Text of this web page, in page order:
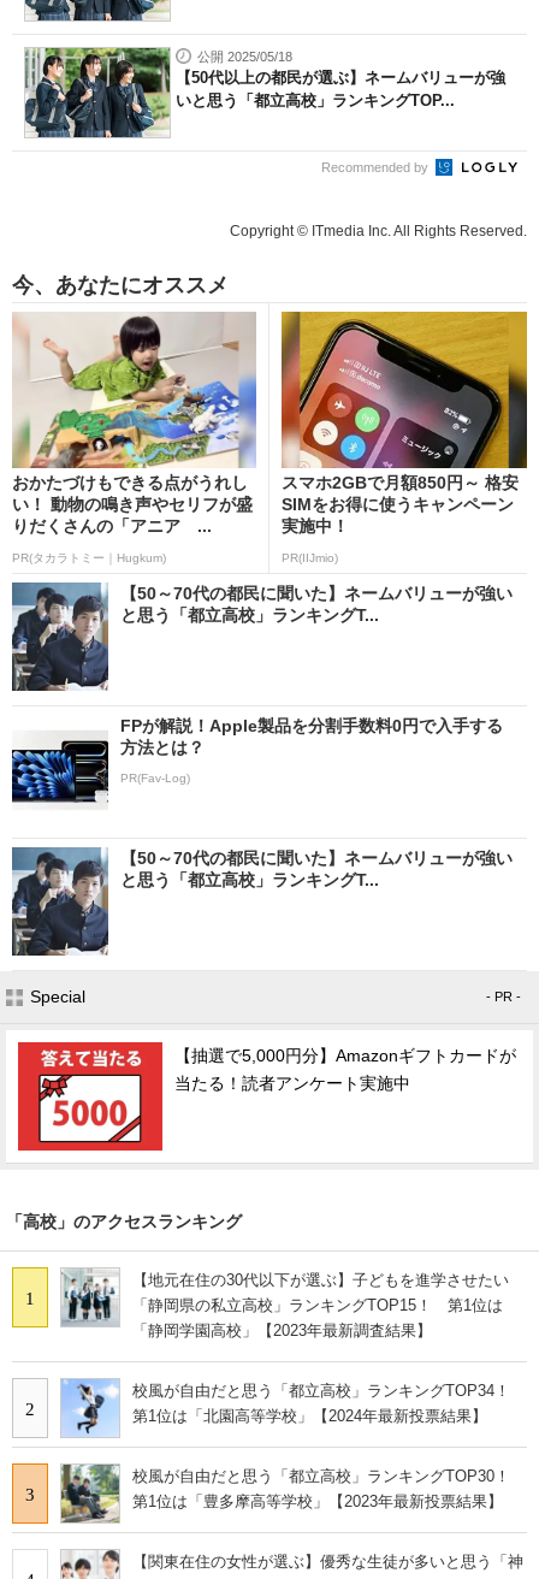
公開 2025/05/18
【50代以上の都民が選ぶ】ネームバリューが強
いと思う「都立高校」ランキングTOP...
Recommended by
Copyright © ITmedia Inc. All Rights Reserved.
今、あなたにオススメ
おかたづけもできる点がうれし
い！ 動物の鳴き声やセリフが盛
りだくさんの「アニア ...
PR(タカラトミー｜Hugkum)
スマホ2GBで月額850円～ 格安
SIMをお得に使うキャンペーン
実施中！
PR(IIJmio)
【50～70代の都民に聞いた】ネームバリューが強い
と思う「都立高校」ランキングT...
FPが解説！Apple製品を分割手数料0円で入手する
方法とは？
PR(Fav-Log)
【50～70代の都民に聞いた】ネームバリューが強い
と思う「都立高校」ランキングT...
Special - PR -
【抽選で5,000円分】Amazonギフトカードが
当たる！読者アンケート実施中
「高校」のアクセスランキング
1
【地元在住の30代以下が選ぶ】子どもを進学させたい
「静岡県の私立高校」ランキングTOP15！ 第1位は
「静岡学園高校」【2023年最新調査結果】
2
校風が自由だと思う「都立高校」ランキングTOP34！
第1位は「北園高等学校」【2024年最新投票結果】
3
校風が自由だと思う「都立高校」ランキングTOP30！
第1位は「豊多摩高等学校」【2023年最新投票結果】
【関東在住の女性が選ぶ】優秀な生徒が多いと思う「神